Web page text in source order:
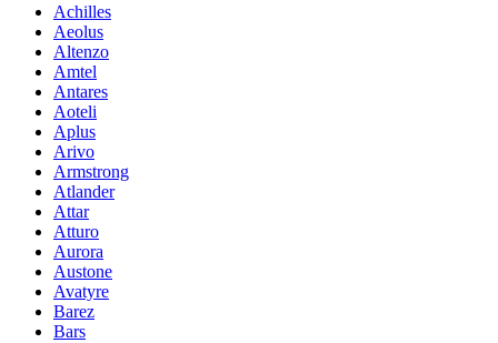
Achilles
Aeolus
Altenzo
Amtel
Antares
Aoteli
Aplus
Arivo
Armstrong
Atlander
Attar
Atturo
Aurora
Austone
Avatyre
Barez
Bars